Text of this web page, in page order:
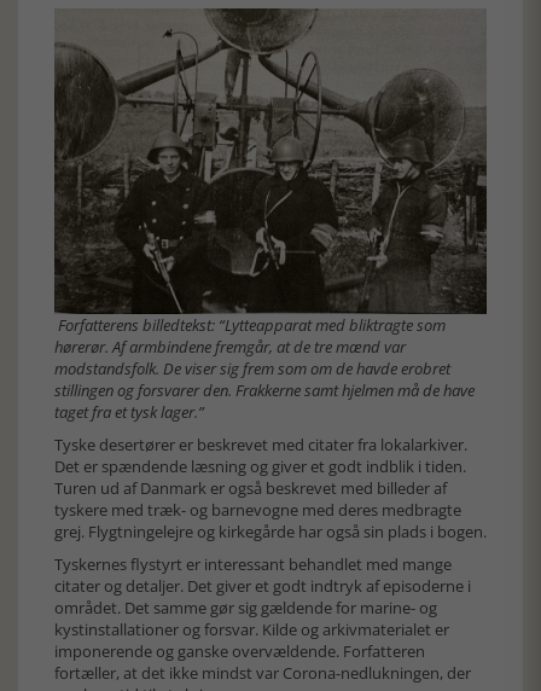
Forfatterens billedtekst: “Lytteapparat med bliktragte som
hørerør. Af armbindene fremgår, at de tre mænd var
modstandsfolk. De viser sig frem som om de havde erobret
stillingen og forsvarer den. Frakkerne samt hjelmen må de have
taget fra et tysk lager.”
Tyske desertører er beskrevet med citater fra lokalarkiver.
Det er spændende læsning og giver et godt indblik i tiden.
Turen ud af Danmark er også beskrevet med billeder af
tyskere med træk- og barnevogne med deres medbragte
grej. Flygtningelejre og kirkegårde har også sin plads i bogen.
Tyskernes flystyrt er interessant behandlet med mange
citater og detaljer. Det giver et godt indtryk af episoderne i
området. Det samme gør sig gældende for marine- og
kystinstallationer og forsvar. Kilde og arkivmaterialet er
imponerende og ganske overvældende. Forfatteren
fortæller, at det ikke mindst var Corona-nedlukningen, der